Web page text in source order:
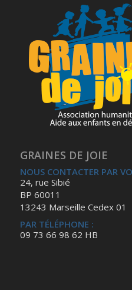
GRAINES DE JOIE
NOUS CONTACTER PAR
24, rue Sibié
BP 60011
13243 Marseille Cedex 01
PAR TÉLÉPHONE :
09 73 66 98 62 HB